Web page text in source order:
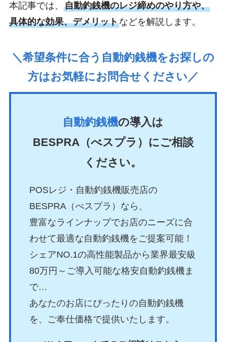
本記事では、 自動釣銭機のレジ締めのやり方や、
具体的な効果、デメリットなどを解説します。
＼希望条件に合う自動釣銭機をお探しの
方はお気軽にお問合せください／
自動釣銭機の導入は
BESPRA（べスプラ）にご相談
ください。
POSレジ・自動釣銭機販売店の
BESPRA（べスプラ）なら、
豊富なラインナップでお店のニーズに合
わせて最適な自動釣銭機をご提案可能！
シェアNO.1の高性能製品から業界最安級
80万円～ご導入可能な格安自動釣銭機ま
で…
あなたのお店にぴったりの自動釣銭機
を、ご奉仕価格で提供いたします。